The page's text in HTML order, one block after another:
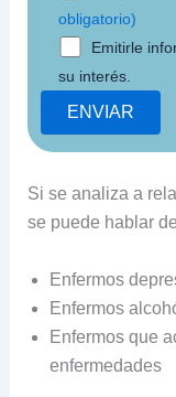
obligatorio)
Emitirle
su interés.
Si se analiza a
se puede hablar
Enfermos
Enfermos
Enfermos que
enfermedades